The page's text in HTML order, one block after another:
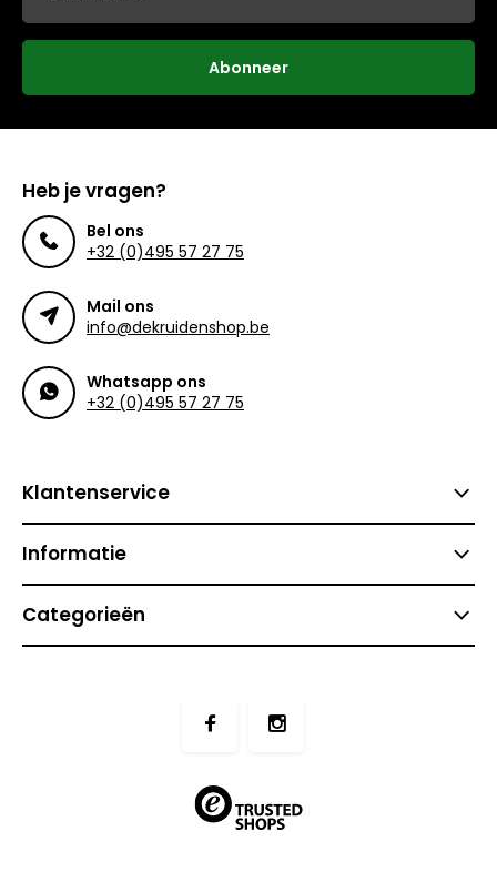
Abonneer
Heb je vragen?
Bel ons
+32 (0)495 57 27 75
Mail ons
info@dekruidenshop.be
Whatsapp ons
+32 (0)495 57 27 75
Klantenservice
Informatie
Categorieën